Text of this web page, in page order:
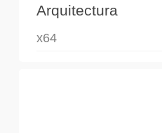
Arquitectura
x64